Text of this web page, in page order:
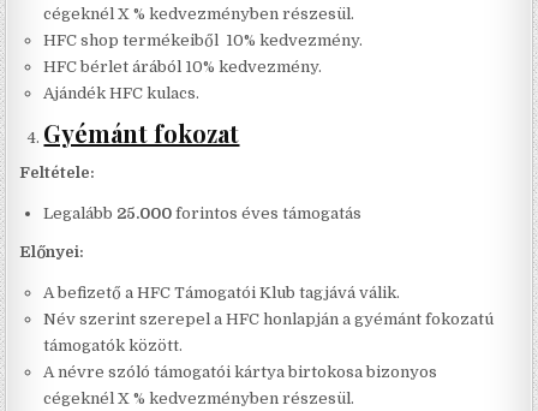
cégeknél X % kedvezményben részesül.
HFC shop termékeiből 10% kedvezmény.
HFC bérlet árából 10% kedvezmény.
Ajándék HFC kulacs.
Gyémánt fokozat
Feltétele:
Legalább 25.000 forintos éves támogatás
Előnyei:
A befizető a HFC Támogatói Klub tagjává válik.
Név szerint szerepel a HFC honlapján a gyémánt fokozatú
támogatók között.
A névre szóló támogatói kártya birtokosa bizonyos
cégeknél X % kedvezményben részesül.